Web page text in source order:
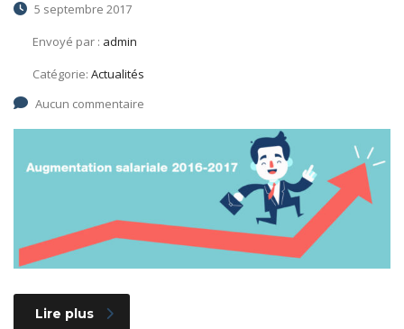
5 septembre 2017
Envoyé par : admin
Catégorie: Actualités
Aucun commentaire
Lire plus